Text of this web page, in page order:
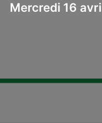
Mercredi 16